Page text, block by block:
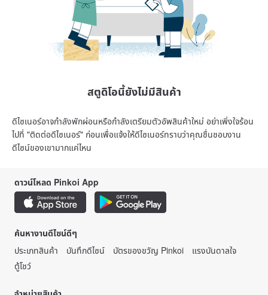
สตูดิโอนี้ยังไม่มีสินค้า
ดีไซเนอร์อาจกำลังพักผ่อนหรือกำลังเตรียมตัวอัพสินค้าใหม่ อย่าเพิ่งใจร้อน
ไปที่ "ติดต่อดีไซเนอร์" ก่อนเพื่อแจ้งให้ดีไซเนอร์ทราบว่าคุณชื่นชอบงาน
ดีไซน์ของเขามากแค่ไหน
ดาวน์โหลด Pinkoi App
ค้นหางานดีไซน์ดีๆ
ประเภทสินค้า
บันทึกดีไซน์ บัตรของขวัญ Pinkoi
แรงบันดาลใจ
ตู้โชว์